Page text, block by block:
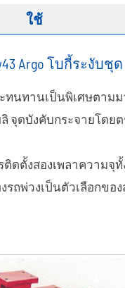
ใช้
Argo โบกี้ระงับชุด
นทานเป็นพิเศษตามม
จุดบังคับกระจายโดย
ดตั้งสองเพลาความจุทั้
ถพ่วงเป็นตัวเลือกขอ